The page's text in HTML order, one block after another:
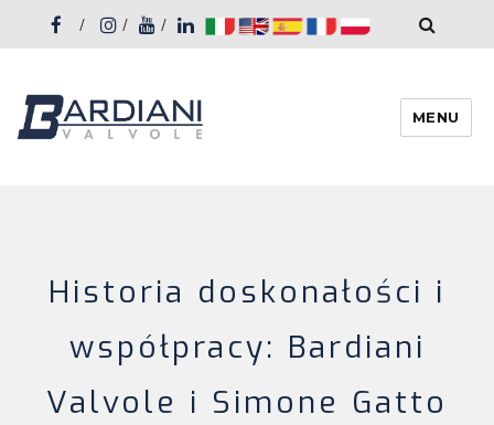
Facebook
Bardiani
MENU
Historia doskonałości i
współpracy: Bardiani
Valvole i Simone Gatto